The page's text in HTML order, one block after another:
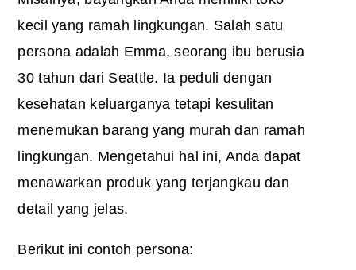
kecil yang ramah lingkungan. Salah satu
persona adalah Emma, ​​seorang ibu berusia
30 tahun dari Seattle. Ia peduli dengan
kesehatan keluarganya tetapi kesulitan
menemukan barang yang murah dan ramah
lingkungan. Mengetahui hal ini, Anda dapat
menawarkan produk yang terjangkau dan
detail yang jelas.
Berikut ini contoh persona: